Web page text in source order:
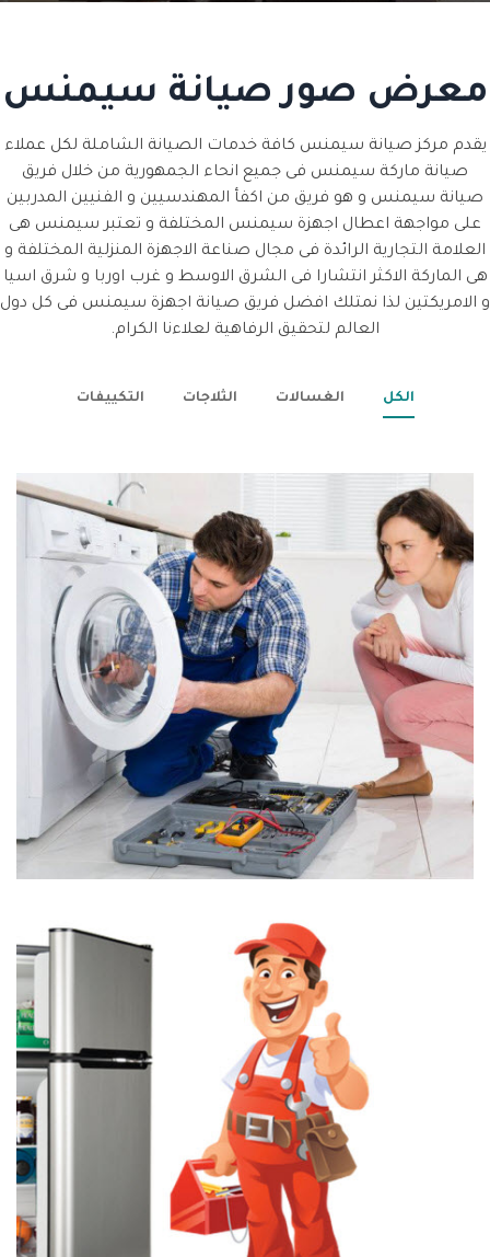
معرض صور صيانة سيمنس
يقدم مركز صيانة سيمنس كافة خدمات الصيانة الشاملة لكل عملاء
صيانة ماركة سيمنس فى جميع انحاء الجمهورية من خلال فريق
صيانة سيمنس و هو فريق من اكفأ المهندسيين و الفنيين المدربين
على مواجهة اعطال اجهزة سيمنس المختلفة و تعتبر سيمنس هى
العلامة التجارية الرائدة فى مجال صناعة الاجهزة المنزلية المختلفة و
هى الماركة الاكثر انتشارا فى الشرق الاوسط و غرب اوربا و شرق اسيا
و الامريكتين لذا نمتلك افضل فريق صيانة اجهزة سيمنس فى كل دول
العالم لتحقيق الرفاهية لعلاءنا الكرام.
الكل الغسالات الثلاجات التكييفات